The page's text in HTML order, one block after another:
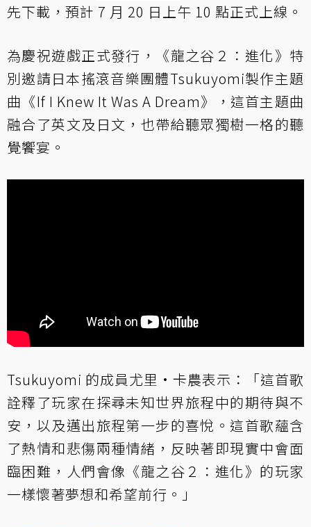
先下載，預計 7 月 20 日上午 10 點正式上線。
為慶祝遊戲正式發行，《龍之谷２：進化》特
別邀請日本搖滾音樂團體Tsukuyomi製作主題
曲《If I Knew It Was A Dream》，這首主題曲
融合了英文及日文，也帶給聽眾獨樹一格的聽
覺饗宴。
Tsukuyomi 的成員尤里·卡農表示：「這首歌
詮釋了玩家在探尋未知世界旅程中的期待與不
安，以及邁出旅程第一步的喜悅。這首歌蘊含
了熱情和悲傷兩種情緒，反映著即現實中會面
臨困難，人們會像《龍之谷２：進化》的玩家
一樣懷著夢想和希望前行。」